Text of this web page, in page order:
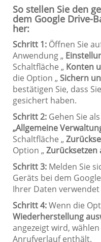
So stellen Sie den
dem Google Drive-
her:
Schritt 1: Öffnen Sie
Anwendung „
Schaltfläche „ Konten
die Option „Sichern
bestätigen Sie, dass
gesichert haben.
Schritt 2: Gehen Sie
„Allgemeine
Schaltfläche „
Option „Zurücksetzen
Schritt 3: Melden Sie
Geräts bei dem
Ihrer Daten
Schritt 4:Wenn die
Wiederherstellung
angezeigt wird,
Anrufverlauf enthält.